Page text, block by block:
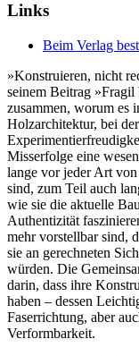
Links
Beim Verlag
»Konstruieren, nicht
seinem Beitrag »Fragil
zusammen, worum es
Holzarchitektur, bei
Misserfolge eine
lange vor jeder Art von
sind, zum Teil auch
wie sie die aktuelle
Authentizität
mehr vorstellbar sind,
sie an gerechneten
würden. Die
darin, dass ihre
haben – dessen
Faserrichtung, aber
Verformbarkeit.